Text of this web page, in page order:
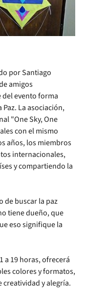
por Santiago
amigos
evento forma
La asociación,
"One Sky, One
con el mismo
años, los miembros
internacionales,
y compartiendo la
de buscar la paz
tiene dueño, que
eso signifique la
a 19 horas, ofrecerá
colores y formatos,
y alegría.